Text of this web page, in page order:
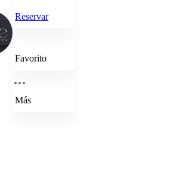
Reservar
Favorito
Más